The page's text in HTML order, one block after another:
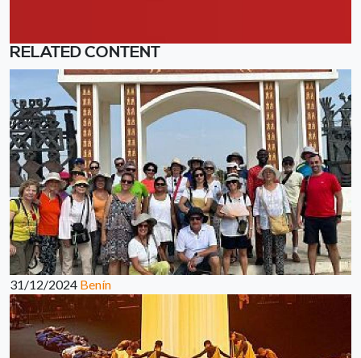
RELATED CONTENT
31/12/2024 Benín